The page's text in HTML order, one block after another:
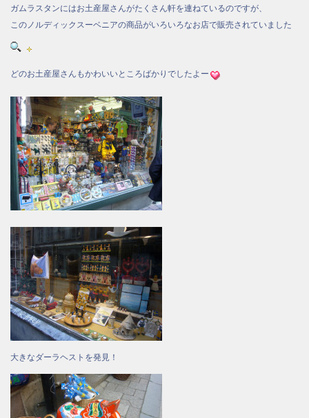
ガムラスタンにはお土産屋さんがたくさん軒を連ねているのですが、
このノルディックスーベニアの商品がいろいろなお店で販売されていました
どのお土産屋さんもかわいいところばかりでしたよー
大きなダーラヘストを発見！